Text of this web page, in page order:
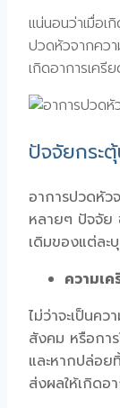
แน่นอนว่าเมื่อเ
ปวดหัวจากคว
เกิดอาการเครี
ปัจจัยกระ
อาการปวดหัว
หลายๆ ปัจจัย
เดิมของแต่ล
ความเ
ไม่ว่าจะเป็นค
สังคม หรือการ
และหากปล่อย
ส่งผลให้เกิดอ